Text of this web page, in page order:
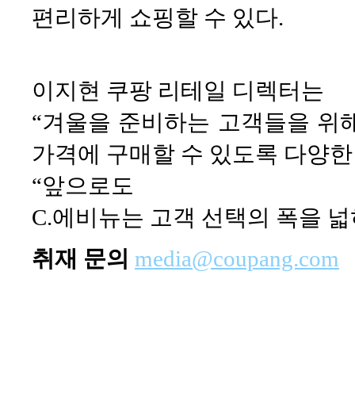
편리하게 쇼핑할 수 있다.
이지현 쿠팡 리테일 디렉터는
“겨울을 준비하는 고객들을 위
가격에 구매할 수 있도록 다양
“앞으로도
C.에비뉴는 고객 선택의 폭을
취재 문의 media@coupang.com